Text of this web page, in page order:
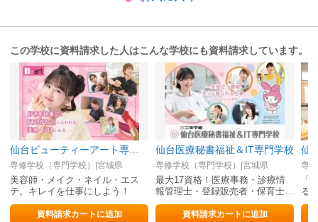
この学校に資料請求した人はこんな学校にも資料請求しています。
仙台ビューティーアート専門学校
専修学校（専門学校）|宮城県
美容師・メイク・ネイル・エス
テ。キレイを仕事にしよう！
資料請求カートに追加
仙台医療秘書福祉＆IT専門学校
専修学校（専門学校）|宮城県
最大17資格！医療事務・診療情
報管理士・登録販売者・保育士・
介護福祉士・WEBデザイナーの
就職に強い資料請求カートに追加
専
「
る